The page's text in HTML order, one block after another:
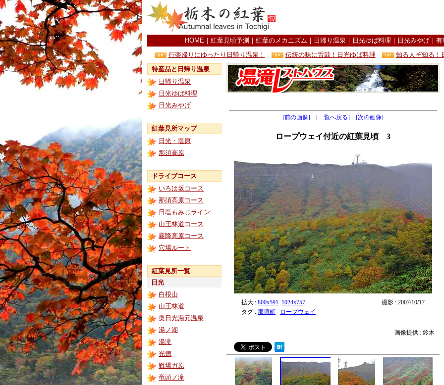
HOME ｜ 紅葉見頃予測 ｜ 紅葉のメカニズム ｜ 日帰り温泉 ｜ 日光ゆば料理 ｜ 日光みやげ ｜ 有
行楽帰りにゆったり日帰り温泉！
伝統の味に舌鼓！日光ゆば料理
知る人ぞ知る！
特産品と日帰り温泉
日帰り温泉
日光ゆば料理
日光みやげ
紅葉見所マップ
日光・塩原
那須高原
ドライブコース
いろは坂コース
那須高原コース
日塩もみじライン
山王林道コース
霧降高原コース
穴場ルート
紅葉見所一覧
日光
白根山
山王林道
奥日光湯元温泉
湯ノ湖
湯滝
光徳
戦場ガ原
竜頭ノ滝
[前の画像] [一覧へ戻る] [次の画像]
ロープウェイ付近の紅葉見頃 3
拡大 : 800x591 1024x757
撮影 : 2007/10/17
タグ : 那須町 ロープウェイ
画像提供 : 鈴木